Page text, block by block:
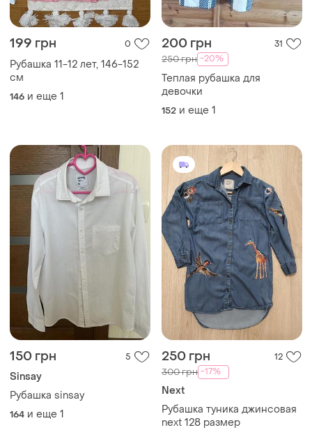
199 грн 0
Рубашка 11-12 лет, 146-152
см
146 и еще 1
200 грн 31
250 грн -20%
Теплая рубашка для
девочки
152 и еще 1
150 грн 5
Sinsay
Рубашка sinsay
164 и еще 1
250 грн 12
300 грн -17%
Next
Рубашка туника джинсовая
next 128 размер